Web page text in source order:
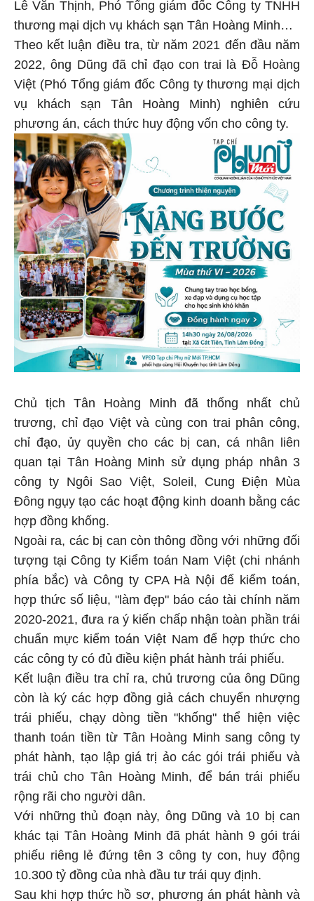
Lê Văn Thịnh, Phó Tổng giám đốc Công ty TNHH
thương mại dịch vụ khách sạn Tân Hoàng Minh…
Theo kết luận điều tra, từ năm 2021 đến đầu năm
2022, ông Dũng đã chỉ đạo con trai là Đỗ Hoàng
Việt (Phó Tổng giám đốc Công ty thương mại dịch
vụ khách sạn Tân Hoàng Minh) nghiên cứu
phương án, cách thức huy động vốn cho công ty.
Chủ tịch Tân Hoàng Minh đã thống nhất chủ
trương, chỉ đạo Việt và cùng con trai phân công,
chỉ đạo, ủy quyền cho các bị can, cá nhân liên
quan tại Tân Hoàng Minh sử dụng pháp nhân 3
công ty Ngôi Sao Việt, Soleil, Cung Điện Mùa
Đông ngụy tạo các hoạt động kinh doanh bằng các
hợp đồng khống.
Ngoài ra, các bị can còn thông đồng với những đối
tượng tại Công ty Kiểm toán Nam Việt (chi nhánh
phía bắc) và Công ty CPA Hà Nội để kiểm toán,
hợp thức số liệu, "làm đẹp" báo cáo tài chính năm
2020-2021, đưa ra ý kiến chấp nhận toàn phần trái
chuẩn mực kiểm toán Việt Nam để hợp thức cho
các công ty có đủ điều kiện phát hành trái phiếu.
Kết luận điều tra chỉ ra, chủ trương của ông Dũng
còn là ký các hợp đồng giả cách chuyển nhượng
trái phiếu, chạy dòng tiền "khống" thể hiện việc
thanh toán tiền từ Tân Hoàng Minh sang công ty
phát hành, tạo lập giá trị ảo các gói trái phiếu và
trái chủ cho Tân Hoàng Minh, để bán trái phiếu
rộng rãi cho người dân.
Với những thủ đoạn này, ông Dũng và 10 bị can
khác tại Tân Hoàng Minh đã phát hành 9 gói trái
phiếu riêng lẻ đứng tên 3 công ty con, huy động
10.300 tỷ đồng của nhà đầu tư trái quy định.
Sau khi hợp thức hồ sơ, phương án phát hành và